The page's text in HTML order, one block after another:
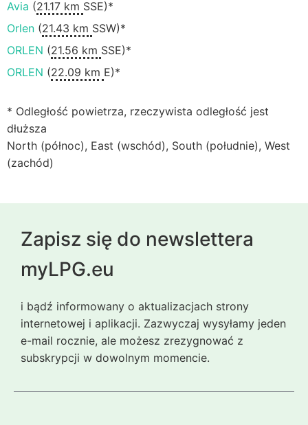
Avia (21.17 km SSE)*
Orlen (21.43 km SSW)*
ORLEN (21.56 km SSE)*
ORLEN (22.09 km E)*
* Odległość powietrza, rzeczywista odległość jest
dłuższa
North (północ), East (wschód), South (południe), West
(zachód)
Zapisz się do newslettera
myLPG.eu
i bądź informowany o aktualizacjach strony
internetowej i aplikacji. Zazwyczaj wysyłamy jeden
e-mail rocznie, ale możesz zrezygnować z
subskrypcji w dowolnym momencie.